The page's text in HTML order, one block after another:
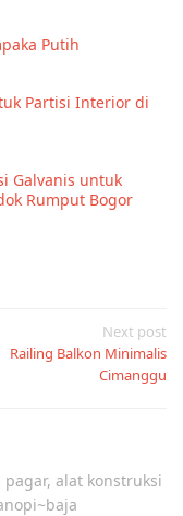
Putih
Partisi Interior di
Galvanis untuk
Rumput Bogor
Next post
Railing Balkon Minimalis
Cimanggu
alat konstruksi